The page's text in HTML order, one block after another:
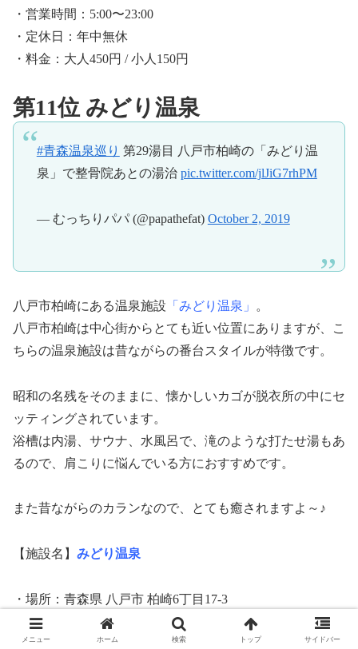
・営業時間：5:00〜23:00
・定休日：年中無休
・料金：大人450円 / 小人150円
第11位 みどり温泉
#青森温泉巡り 第29湯目 八戸市柏崎の「みどり温
泉」で整骨院あとの湯治 pic.twitter.com/jlJiG7rhPM
— むっちりパパ (@papathefat) October 2, 2019
八戸市柏崎にある温泉施設 「みどり温泉」
。
八戸市柏崎は中心街からとても近い位置にありますが、こ
ちらの温泉施設は昔ながらの番台スタイルが特徴です。
昭和の名残をそのままに、懐かしいカゴが脱衣所の中にセ
ッティングされています。
浴槽は内湯、サウナ、水風呂で、滝のような打たせ湯もあ
るので、肩こりに悩んでいる方におすすめです。
また昔ながらのカランなので、とても癒されますよ～♪
【施設名】 みどり温泉
・場所：青森県 八戸市 柏崎6丁目17-3
・電話番号：0178-24-2743
・営業時間：8:30～21:30
メニュー ホーム 検索 トップ サイドバー